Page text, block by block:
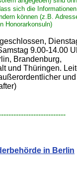
sich die
können (z.B.
Honorarkonsuln)
9.00-14.00
Brandenburg,
und Thüringen.
und
in Berlin